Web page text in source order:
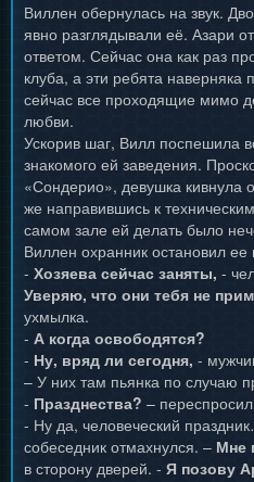
Виллен обернулась на звук.
явно разглядывали её. Азари
ответом. Сейчас она как раз
клуба, а эти ребята наверняка
сейчас все проходящие мимо
любви.
Ускорив шаг, Вилл поспешила
знакомого ей заведения.
«Сондерио», девушка кивнула
же направившись к
самом зале ей делать было
Виллен охранник остановил ее
- Хозяева сейчас заняты, -
Уверяю, что они тебя не
ухмылка.
- А когда освободятся?
- Ну, вряд ли сегодня, -
– У них там пьянка по случаю
- Празднества? –
- Ну да, человеческий
собеседник отмахнулся. – Мне
в сторону дверей. - Я позову